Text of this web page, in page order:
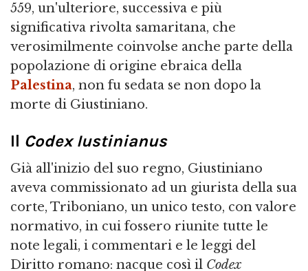
559, un'ulteriore, successiva e più
significativa rivolta samaritana, che
verosimilmente coinvolse anche parte della
popolazione di origine ebraica della
Palestina, non fu sedata se non dopo la
morte di Giustiniano.
Il Codex Iustinianus
Già all'inizio del suo regno, Giustiniano
aveva commissionato ad un giurista della sua
corte, Triboniano, un unico testo, con valore
normativo, in cui fossero riunite tutte le
note legali, i commentari e le leggi del
Diritto romano: nacque così il Codex